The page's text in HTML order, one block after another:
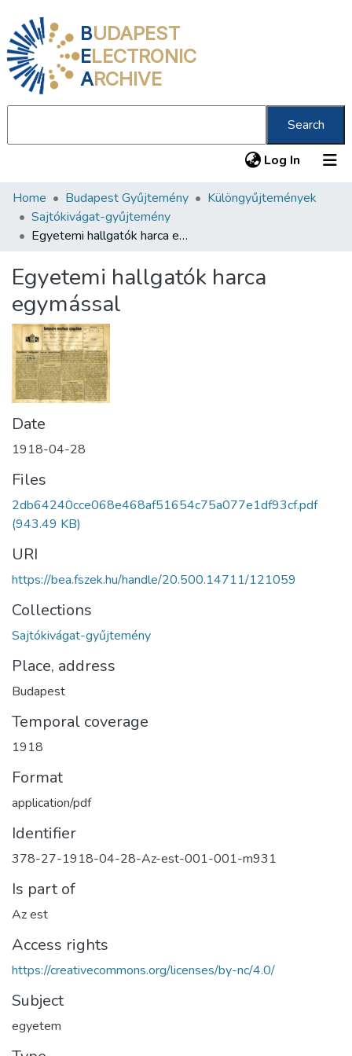
BUDAPEST
ELECTRONIC
ARCHIVE
Search
Log In (current)
Communities & Collections
All of DSpace
About us
Home Budapest Gyűjtemény
Különgyűjtemények
Sajtókivágat-gyűjtemény
Egyetemi hallgatók harca egymással
Egyetemi hallgatók harca
egymással
Date
1918-04-28
Files
2db64240cce068e468af51654c75a077e1df93cf.pdf
(943.49 KB)
URI
https://bea.fszek.hu/handle/20.500.14711/121059
Collections
Sajtókivágat-gyűjtemény
Place, address
Budapest
Temporal coverage
1918
Format
application/pdf
Identifier
378-27-1918-04-28-Az-est-001-001-m931
Is part of
Az est
Access rights
https://creativecommons.org/licenses/by-nc/4.0/
Subject
egyetem